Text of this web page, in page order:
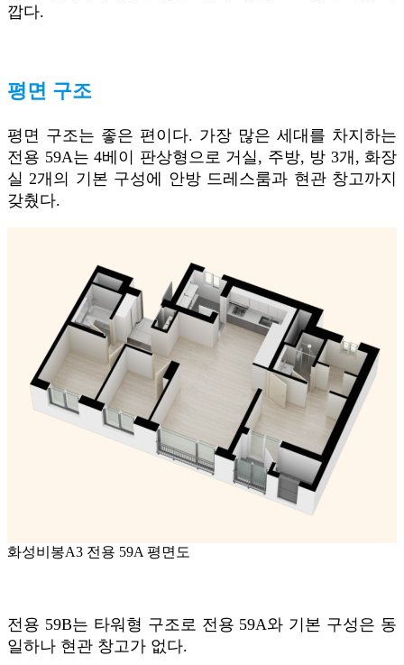
깝다.
평면 구조
평면 구조는 좋은 편이다. 가장 많은 세대를 차지하는
전용 59A는 4베이 판상형으로 거실, 주방, 방 3개, 화장
실 2개의 기본 구성에 안방 드레스룸과 현관 창고까지
갖췄다.
화성비봉A3 전용 59A 평면도
전용 59B는 타워형 구조로 전용 59A와 기본 구성은 동
일하나 현관 창고가 없다.